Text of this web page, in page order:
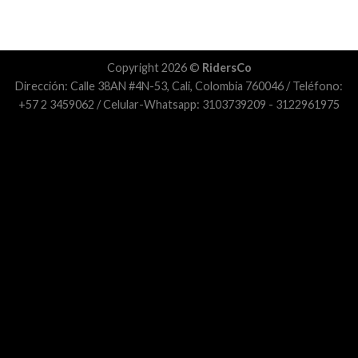
Copyright 2026 © RidersCo
Dirección: Calle 38AN #4N-53, Cali, Colombia 760046 / Teléfono:
+57 2 3459062 / Celular-Whatsapp: 3103739209 - 3122961975